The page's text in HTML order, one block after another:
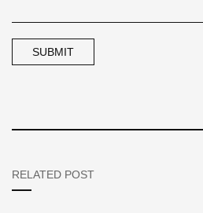
RELATED POST